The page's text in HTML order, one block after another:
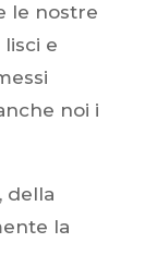
le nostre
e
noi i
della
la